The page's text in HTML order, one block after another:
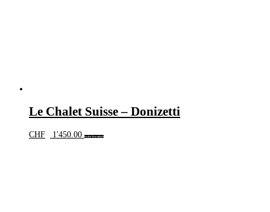
Le Chalet Suisse – Donizetti
CHF 1'450.00 In den Warenkorb